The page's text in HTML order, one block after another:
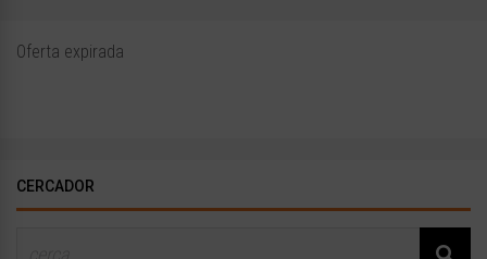
Oferta expirada
CERCADOR